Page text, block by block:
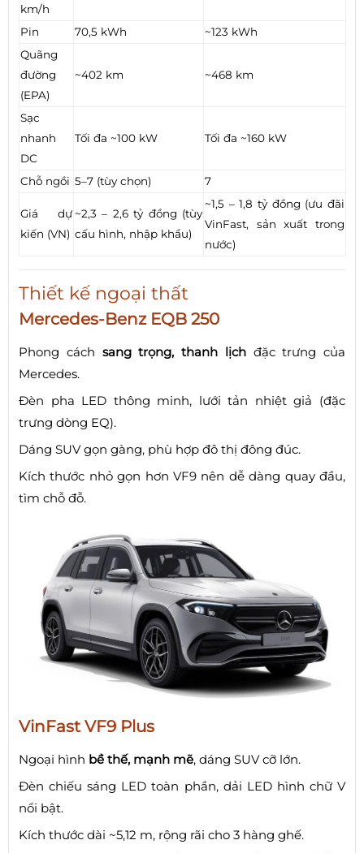
km/h
Pin 70,5 kWh
~123 kWh
Quãng
đường
(EPA)
~402 km ~468 km
Sạc
nhanh
DC
Tối đa ~100 kW Tối đa ~160 kW
Chỗ ngồi 5–7 (tùy chọn) 7
Giá dự
kiến (VN)
~2,3 – 2,6 tỷ đồng (tùy
cấu hình, nhập khẩu)
~1,5 – 1,8 tỷ đồng (ưu đãi
VinFast, sản xuất trong
nước)
Thiết kế ngoại thất
Mercedes-Benz EQB 250
Phong cách sang trọng, thanh lịchđặc trưng của
Mercedes.
Đèn pha LED thông minh, lưới tản nhiệt giả (đặc
trưng dòng EQ).
Dáng SUV gọn gàng, phù hợp đô thị đông đúc.
Kích thước nhỏ gọn hơn VF9 nên dễ dàng quay đầu,
tìm chỗ đỗ.
VinFast VF9 Plus
Ngoại hình bề thế, mạnh mẽ, dáng SUV cỡ lớn.
Đèn chiếu sáng LED toàn phần, dải LED hình chữ V
nổi bật.
Kích thước dài ~5,12 m, rộng rãi cho 3 hàng ghế.